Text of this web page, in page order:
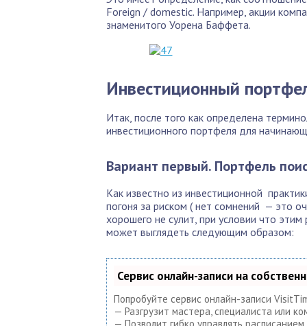
Foreign / domestic. Например, акции
знаменитого Уорена Баффета.
Инвестиционный
Итак, после того как определена
инвестиционного портфеля для
Вариант первый. Портфель
Как известно из инвестиционной
погоня за риском ( нет сомнений — это
хорошего не сулит, при условии что
может выглядеть следующим образом:
Сервис онлайн-записи на
Попробуйте сервис онлайн-записи
— Разгрузит мастера, специалиста или